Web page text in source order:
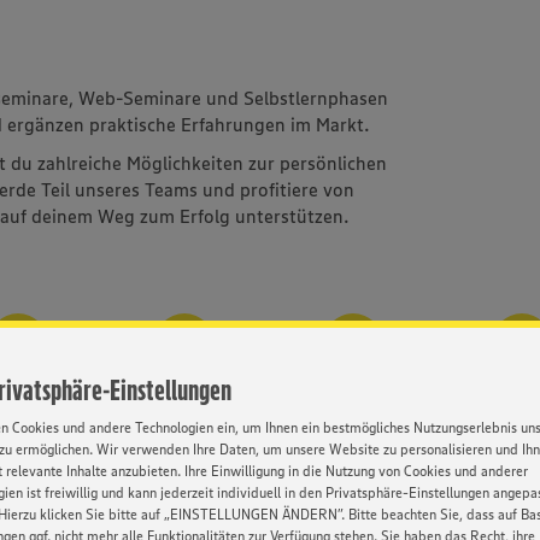
Einstellungen
Cookies und andere Technologien ein, um Ihnen ein bestmögliches Nutzungserlebnis
ermöglichen. Wir verwenden Ihre Daten, um unsere Website zu personalisieren und
relevante Inhalte anzubieten. Ihre Einwilligung in die Nutzung von Cookies und anderer
ist freiwillig und kann jederzeit individuell in den Privatsphäre-Einstellungen
klicken Sie bitte auf „EINSTELLUNGEN ÄNDERN”. Bitte beachten Sie, dass auf
ggf. nicht mehr alle Funktionalitäten zur Verfügung stehen. Sie haben das Recht, ihre
Web-Seminare und Selbstlernphasen
praktische Erfahrungen im Markt.
du zahlreiche Möglichkeiten zur persönlichen
Teil unseres Teams und profitiere von
deinem Weg zum Erfolg unterstützen.
Standort
Betriebl.
Altersvorsorge
Karrierechancen
Kontakt